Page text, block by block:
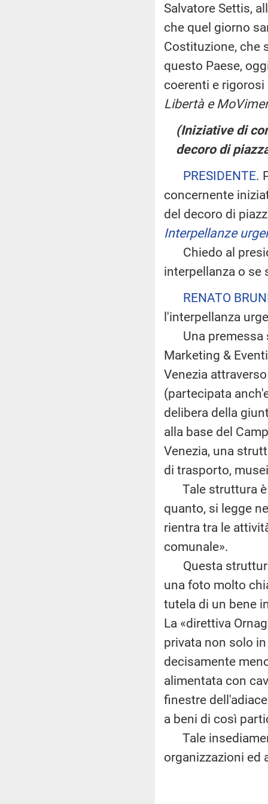
Salvatore Settis,
che quel giorno
Costituzione, che
questo Paese,
coerenti e rigorosi
Libertà e
(Iniziative di
decoro di
PRESIDENTE.
concernente
del decoro di
Interpellanze
Chiedo al
interpellanza o se
RENATO
l'interpellanza
Una premessa
Marketing &
Venezia
(partecipata
delibera della
alla base del
Venezia, una
di trasporto,
Tale struttura è
quanto, si legge
rientra tra le
comunale».
Questa
una foto molto
tutela di un bene
La «direttiva
privata non solo
decisamente
alimentata con
finestre
a beni di così
Tale
organizzazioni ed